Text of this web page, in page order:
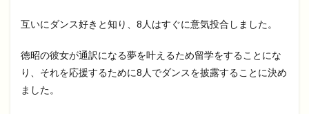
互いにダンス好きと知り、8人はすぐに意気投合しました。
徳昭の彼女が通訳になる夢を叶えるため留学をすることにな
り、それを応援するために8人でダンスを披露することに決め
ました。